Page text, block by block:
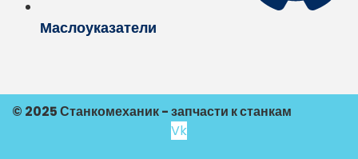
Маслоуказатели
© 2025 Станкомеханик - запчасти к станкам
Vk